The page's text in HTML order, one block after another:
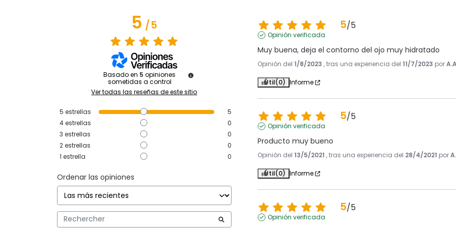
5/5
Basado en 5 opiniones
sometidas a control
Ver todas las reseñas de este sitio
5 estrellas
5
4estrellas
0
3 estrellas
0
2estrellas
0
1 estrella 0
Ordenar las opiniones
5/5
Opinión verificada
Muy buena, deja el contorno del ojo muy hidratado
Opinión del 1/8/2023 , tras una experiencia del 11/7/2023 por
Útil(0) Informe
5/5
Opinión verificada
Producto muy bueno
Opinión del 13/5/2021 , tras una experiencia del 28/4/2021 por
Útil(0) Informe
5/5
Opinión verificada